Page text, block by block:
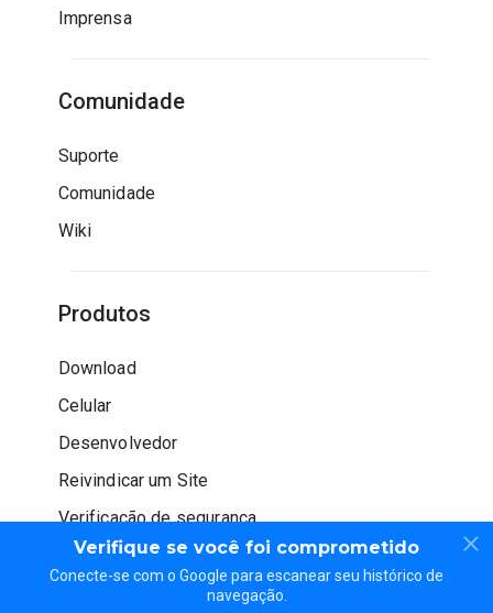
Verifique se você foi comprometido
Conecte-se com o Google para escanear seu histórico de
navegação.
Imprensa
Comunidade
Suporte
Comunidade
Wiki
Produtos
Download
Celular
Desenvolvedor
Reivindicar um Site
Verificação de segurança